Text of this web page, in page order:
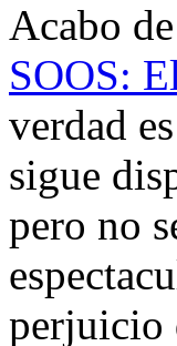
Acabo
SOOS:
verdad
sigue
pero no
perjuicio